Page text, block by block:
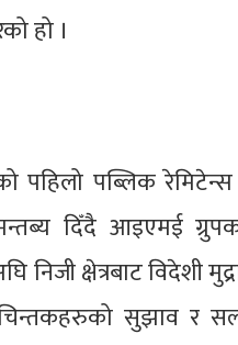
हो ।
पब्लिक
दिँदै आइएमई
क्षेत्रबाट विदेशी
सुझाव र